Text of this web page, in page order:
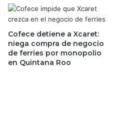
Cofece detiene a Xcaret:
niega compra de negocio
de ferries por monopolio
en Quintana Roo